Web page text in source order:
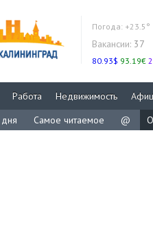
Погода: +23.5°
Вакансии: 37
80.93$ 93.19€
Работа Недвижимость
Самое читаемое @